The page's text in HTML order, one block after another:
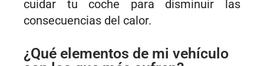
cuidar tu coche para disminuir las
consecuencias del calor.
¿Qué elementos de mi vehículo